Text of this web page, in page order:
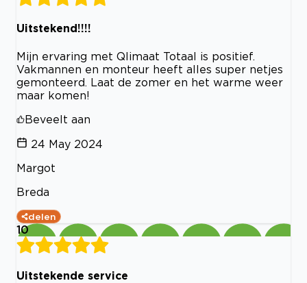
Uitstekend!!!!
Mijn ervaring met Qlimaat Totaal is positief.
Vakmannen en monteur heeft alles super netjes
gemonteerd. Laat de zomer en het warme weer
maar komen!
Beveelt aan
24 May 2024
Margot
Breda
delen
10
Uitstekende service